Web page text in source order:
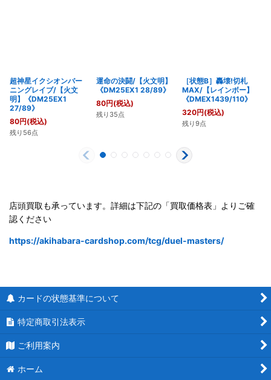
超神星イクシオンバー
ニングレイブ/【火文
明】《DM25EX1
27/89》
80円(税込)
残り56点
運命の決闘/【火文明】
《DM25EX1 28/89》
80円(税込)
残り35点
［状態B］轟壊!切札
MAX/【レインボー】
《DMEX1439/110》
320円(税込)
残り9点
店頭買取も承っています。詳細は下記の「買取価格表」よりご確
認ください
https://akihabara-cardshop.com/tcg/duel-masters/
カードの状態基準について
特定商取引法表示
ご利用案内
ホーム